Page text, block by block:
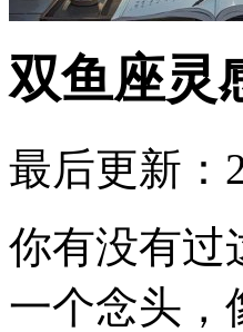
双鱼座灵
最后更新：
你有没有
一个念头，